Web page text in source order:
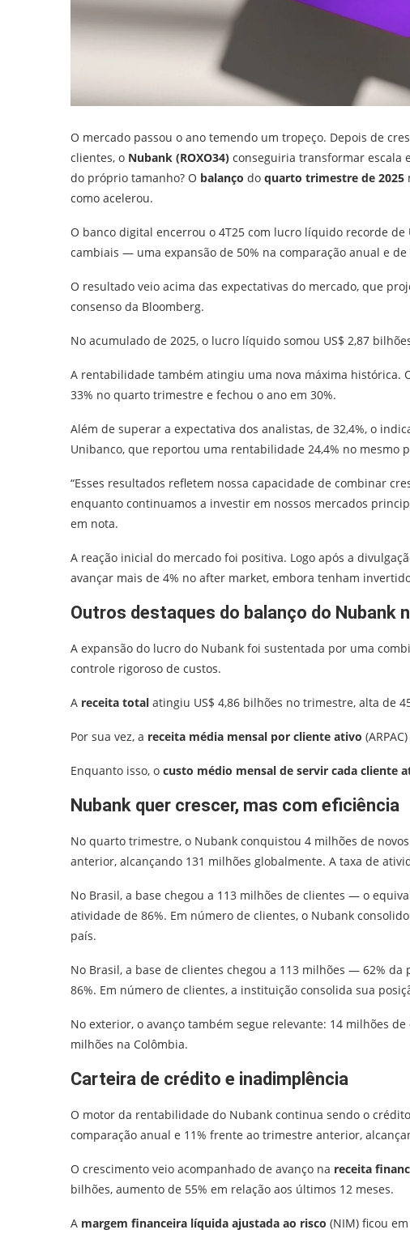
O mercado passou o ano temendo um tropeço. Depois de
clientes, o Nubank (ROXO34) conseguiria transformar escala
do próprio tamanho? O balanço do quarto trimestre de 2025
como acelerou.
O banco digital encerrou o 4T25 com lucro líquido recorde de
cambiais — uma expansão de 50% na comparação anual e
O resultado veio acima das expectativas do mercado, que
consenso da Bloomberg.
No acumulado de 2025, o lucro líquido somou US$ 2,87
A rentabilidade também atingiu uma nova máxima histórica.
33% no quarto trimestre e fechou o ano em 30%.
Além de superar a expectativa dos analistas, de 32,4%, o
Unibanco, que reportou uma rentabilidade 24,4% no mesmo
“Esses resultados refletem nossa capacidade de combinar
enquanto continuamos a investir em nossos mercados
em nota.
A reação inicial do mercado foi positiva. Logo após a
avançar mais de 4% no after market, embora tenham
Outros destaques do balanço do Nubank
A expansão do lucro do Nubank foi sustentada por uma
controle rigoroso de custos.
A receita total atingiu US$ 4,86 bilhões no trimestre, alta de
Por sua vez, a receita média mensal por cliente ativo
Enquanto isso, o custo médio mensal de servir cada cliente
Nubank quer crescer, mas com eficiência
No quarto trimestre, o Nubank conquistou 4 milhões de
anterior, alcançando 131 milhões globalmente. A taxa de
No Brasil, a base chegou a 113 milhões de clientes — o
atividade de 86%. Em número de clientes, o Nubank
país.
No Brasil, a base de clientes chegou a 113 milhões — 62%
86%. Em número de clientes, a instituição consolida sua
No exterior, o avanço também segue relevante: 14 milhões
milhões na Colômbia.
Carteira de crédito e inadimplência
O motor da rentabilidade do Nubank continua sendo o
comparação anual e 11% frente ao trimestre anterior,
O crescimento veio acompanhado de avanço na receita
bilhões, aumento de 55% em relação aos últimos 12 meses.
A margem financeira líquida ajustada ao risco (NIM) ficou